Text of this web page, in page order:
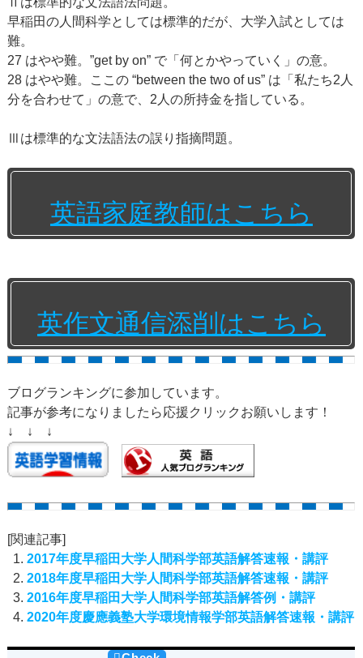
早稲田の人間科学としては標準的だが、大学入試としては
難。
27 はやや難。”get by on” で「何とかやっていく」の意。
28 はやや難。ここの “between the two of us” は「私たち2人
分を合わせて」の意で、2人の所持金を指している。
Ⅲは標準的な文法語法の誤り指摘問題。
英語家庭教師はこちら
英作文通信添削はこちら
ブログランキングに参加しています。
記事が参考になりましたら応援クリックお願いします！
↓ ↓ ↓
[関連記事]
2017年度早稲田大学人間科学部英語解答速報・講評
2018年度早稲田大学人間科学部英語解答速報・講評
2016年度早稲田大学人間科学部英語解答例・講評
2020年度慶應義塾大学環境情報学部英語解答速報・講評